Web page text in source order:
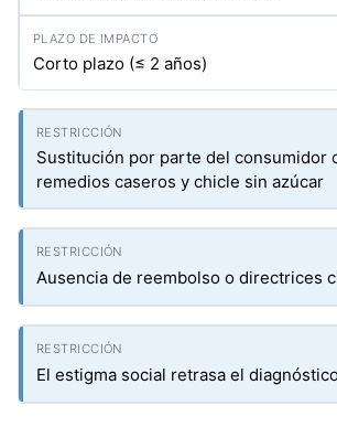
Corto plazo (≤ 2 años)
Sustitución por parte del consumidor
remedios caseros y chicle sin azúcar
Ausencia de reembolso o directrices
El estigma social retrasa el